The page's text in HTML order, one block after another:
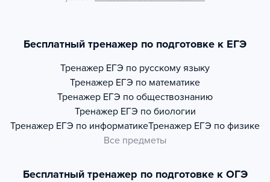
Бесплатный тренажер по подготовке к ЕГЭ
Тренажер ЕГЭ по русскому языку
Тренажер ЕГЭ по математике
Тренажер ЕГЭ по обществознанию
Тренажер ЕГЭ по биологии
Тренажер ЕГЭ по информатикеТренажер ЕГЭ по физике
Все предметы
Бесплатный тренажер по подготовке к ОГЭ